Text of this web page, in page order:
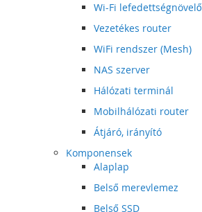
Wi-Fi lefedettségnövelő
Vezetékes router
WiFi rendszer (Mesh)
NAS szerver
Hálózati terminál
Mobilhálózati router
Átjáró, irányító
Komponensek
Alaplap
Belső merevlemez
Belső SSD